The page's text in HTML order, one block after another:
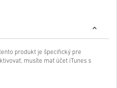
produkt je špecifický pre
musíte mať účet iTunes s